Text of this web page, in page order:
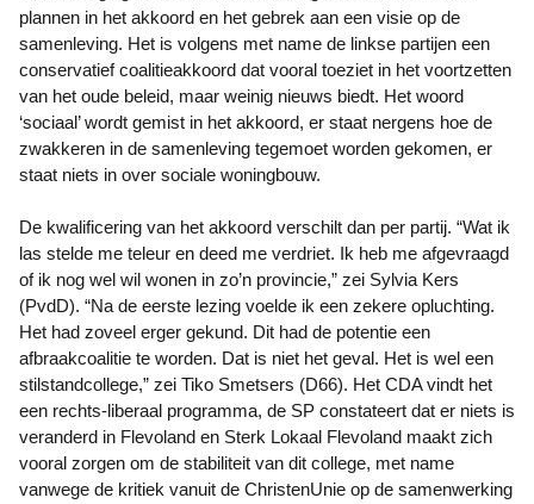
plannen in het akkoord en het gebrek aan een visie op de
samenleving. Het is volgens met name de linkse partijen een
conservatief coalitieakkoord dat vooral toeziet in het voortzetten
van het oude beleid, maar weinig nieuws biedt. Het woord
‘sociaal’ wordt gemist in het akkoord, er staat nergens hoe de
zwakkeren in de samenleving tegemoet worden gekomen, er
staat niets in over sociale woningbouw.
De kwalificering van het akkoord verschilt dan per partij. “Wat ik
las stelde me teleur en deed me verdriet. Ik heb me afgevraagd
of ik nog wel wil wonen in zo’n provincie,” zei Sylvia Kers
(PvdD). “Na de eerste lezing voelde ik een zekere opluchting.
Het had zoveel erger gekund. Dit had de potentie een
afbraakcoalitie te worden. Dat is niet het geval. Het is wel een
stilstandcollege,” zei Tiko Smetsers (D66). Het CDA vindt het
een rechts-liberaal programma, de SP constateert dat er niets is
veranderd in Flevoland en Sterk Lokaal Flevoland maakt zich
vooral zorgen om de stabiliteit van dit college, met name
vanwege de kritiek vanuit de ChristenUnie op de samenwerking